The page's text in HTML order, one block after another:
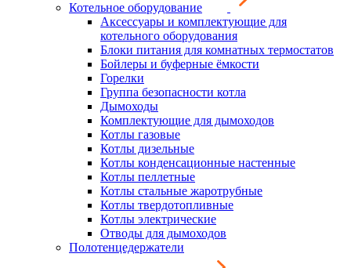
Котельное оборудование
Аксессуары и комплектующие для
котельного оборудования
Блоки питания для комнатных термостатов
Бойлеры и буферные ёмкости
Горелки
Группа безопасности котла
Дымоходы
Комплектующие для дымоходов
Котлы газовые
Котлы дизельные
Котлы конденсационные настенные
Котлы пеллетные
Котлы стальные жаротрубные
Котлы твердотопливные
Котлы электрические
Отводы для дымоходов
Полотенцедержатели